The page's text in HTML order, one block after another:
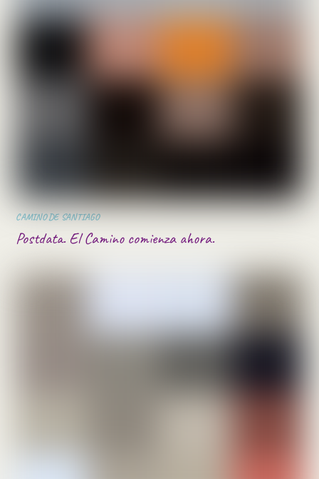
CAMINO DE SANTIAGO
Postdata. El Camino comienza ahora.